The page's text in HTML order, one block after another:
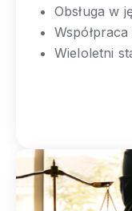
Obsługa w
Wieloletni